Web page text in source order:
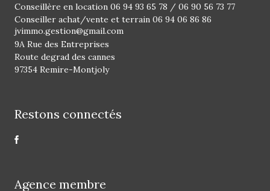
jvimmo.gestion@gmail.com
Conseillère en location 06 94 93 65 78 / 06 90 56 73 77
Conseiller achat/vente et terrain 06 94 06 86 86
9A Rue des Entreprises
Route degrad des cannes
97354 Remire-Montjoly
Restons connectés
Agence membre